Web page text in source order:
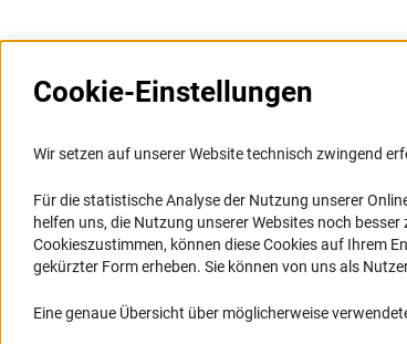
Informationssysteme
Portal Wissenschaftliche Integrität
GEPRIS
GEPRIS historisch
RIsources
FAQ
Karriere
Logo und Corporate
Cookie-Einstellungen
Wir setzen auf unserer Website technisch zwingend
Für die statistische Analyse der Nutzung unserer
helfen uns, die Nutzung unserer Websites noch
Cookieszustimmen, können diese Cookies auf Ihrem
gekürzter Form erheben. Sie können von uns als
Eine genaue Übersicht über möglicherweise